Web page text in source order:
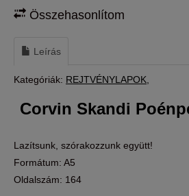
Összehasonlítom
Leírás
Kategóriák: REJTVÉNYLAPOK
Corvin Skandi
Lazítsunk, szórakozzunk együtt!
Formátum: A5
Oldalszám: 164